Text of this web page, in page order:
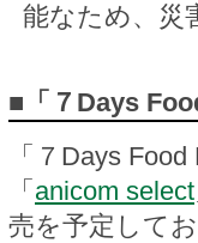
能なため、災
■「７Days
「７Days
「 anicom select
売を予定して